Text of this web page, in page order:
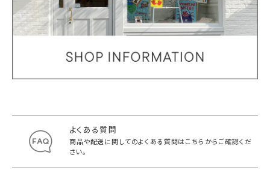
よくある質問
商品や配送に関してのよくある質問はこちらからご確認くだ
さい。